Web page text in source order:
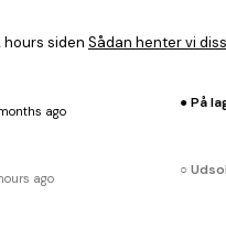
siden Sådan henter vi
ago ● På
ago ○